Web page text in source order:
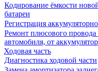
Кодирование ёмкости
батареи
Регистрация
Ремонт плюсового
автомобиля, от
Ходовая часть
Диагностика ходовой части